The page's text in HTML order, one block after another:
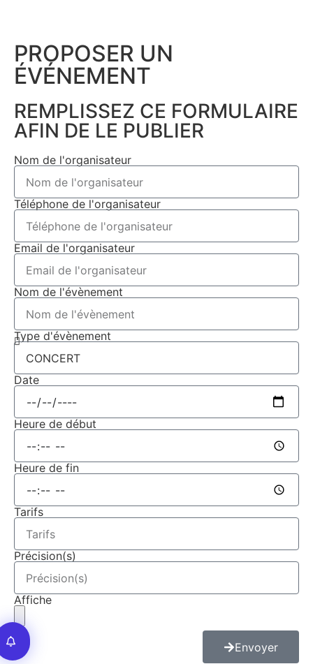
PROPOSER UN
ÉVÉNEMENT​
REMPLISSEZ CE FORMULAIRE
AFIN DE LE PUBLIER
Nom de l'organisateur
Téléphone de l'organisateur
Email de l'organisateur
Nom de l'évènement
Type d'évènement
Date
Heure de début
Heure de fin
Tarifs
Précision(s)
Affiche
Envoyer